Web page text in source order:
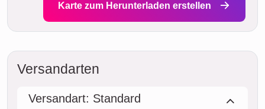
Karte zum Herunterladen erstellen
Versandarten
Versandart: Standard